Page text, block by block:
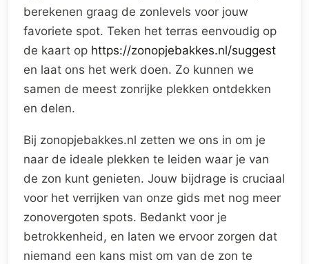
berekenen graag de zonlevels voor jouw
favoriete spot. Teken het terras eenvoudig op
de kaart op https://zonopjebakkes.nl/suggest
en laat ons het werk doen. Zo kunnen we
samen de meest zonrijke plekken ontdekken
en delen.
Bij zonopjebakkes.nl zetten we ons in om je
naar de ideale plekken te leiden waar je van
de zon kunt genieten. Jouw bijdrage is cruciaal
voor het verrijken van onze gids met nog meer
zonovergoten spots. Bedankt voor je
betrokkenheid, en laten we ervoor zorgen dat
niemand een kans mist om van de zon te